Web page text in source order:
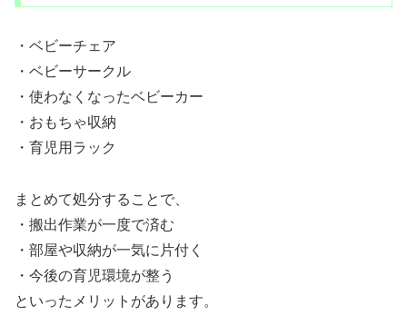
・ベビーチェア
・ベビーサークル
・使わなくなったベビーカー
・おもちゃ収納
・育児用ラック
まとめて処分することで、
・搬出作業が一度で済む
・部屋や収納が一気に片付く
・今後の育児環境が整う
といったメリットがあります。